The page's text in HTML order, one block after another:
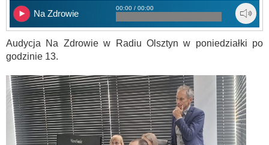
Na Zdrowie
00:00 / 00:00
Audycja Na Zdrowie w Radiu Olsztyn w poniedziałki po
godzinie 13.